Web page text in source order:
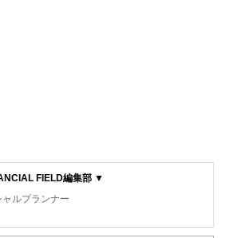
FIELD編集部 ▼
ャルプランナー
編集部は、金融、経済に関する記事を、日々